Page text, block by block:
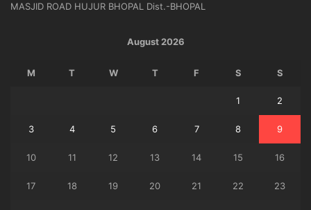
MASJID ROAD HUJUR BHOPAL Dist.-BHOPAL
August 2026
M T W T F S S
1 2
3 4 5 6 7 8 9
10 11 12 13 14 15 16
17 18 19 20 21 22 23